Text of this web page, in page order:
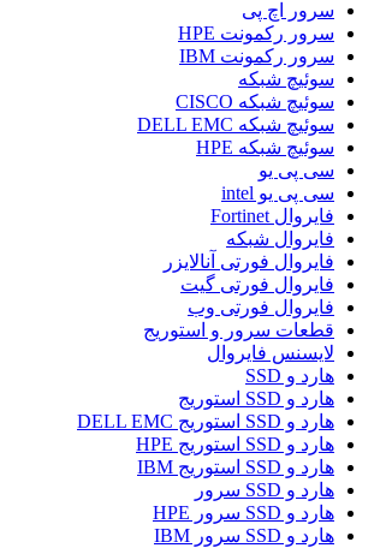
سرور اچ پی
سرور رکمونت HPE
سرور رکمونت IBM
سوئیچ شبکه
سوئیچ شبکه CISCO
سوئیچ شبکه DELL EMC
سوئیچ شبکه HPE
سی پی یو
سی پی یو intel
فایروال Fortinet
فایروال شبکه
فایروال فورتی آنالایزر
فایروال فورتی گیت
فایروال فورتی وب
قطعات سرور و استوریج
لایسنس فایروال
هارد و SSD
هارد و SSD استوریج
هارد و SSD استوریج DELL EMC
هارد و SSD استوریج HPE
هارد و SSD استوریج IBM
هارد و SSD سرور
هارد و SSD سرور HPE
هارد و SSD سرور IBM